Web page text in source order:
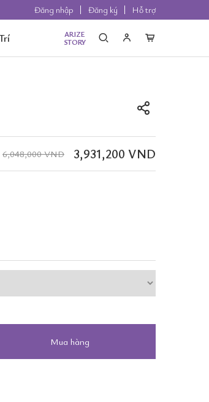
Đăng nhập Đăng ký Hỗ trợ
ARIZE
STORY
3,931,200 VND
6,048,000 VND
Mua hàng